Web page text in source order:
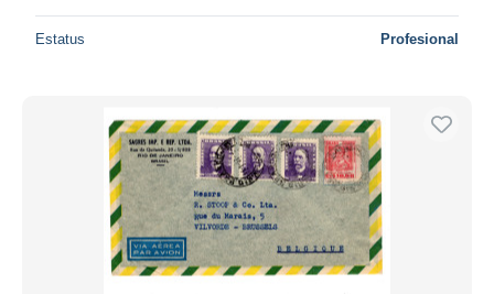
Estatus Profesional